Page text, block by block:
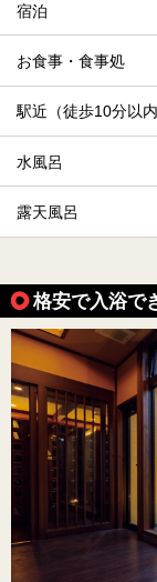
宿泊
お食事・食事処
駅近（徒歩10分以内
水風呂
露天風呂
格安で入浴で